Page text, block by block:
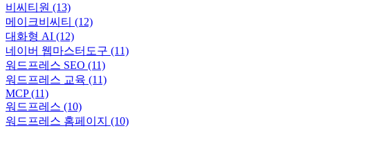
비씨티원 (13)
메이크비씨티 (12)
대화형 AI (12)
네이버 웹마스터도구 (11)
워드프레스 SEO (11)
워드프레스 교육 (11)
MCP(11)
워드프레스 (10)
워드프레스 홈페이지 (10)